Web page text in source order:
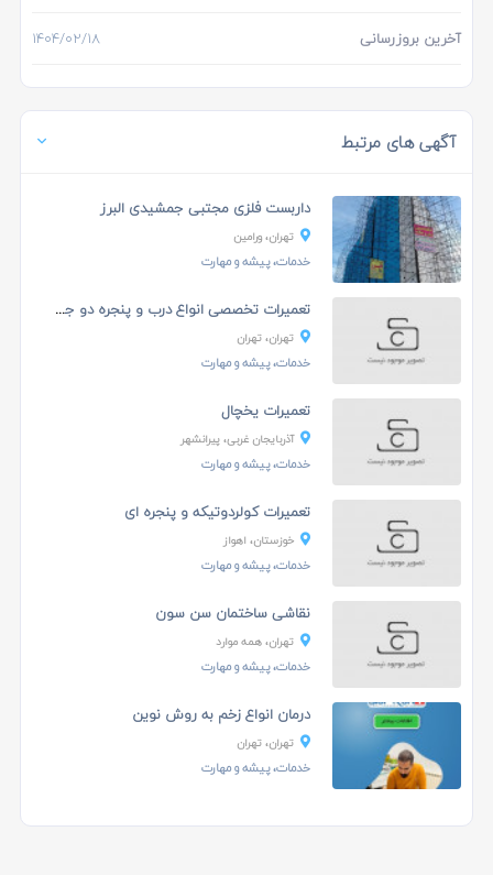
آخرین بروزرسانی ۱۴۰۴/۰۲/۱۸
آگهی های مرتبط
داربست فلزی مجتبی جمشیدی البرز
تهران، ورامين
خدمات، پیشه و مهارت
تعمیرات تخصصی انواع درب و پنجره دو جداره
تهران، تهران
خدمات، پیشه و مهارت
تعمیرات یخچال
آذربایجان غربی، پیرانشهر
خدمات، پیشه و مهارت
تعمیرات کولردوتیکه و پنجره ای
خوزستان، اهواز
خدمات، پیشه و مهارت
نقاشی ساختمان سن سون
تهران، همه موارد
خدمات، پیشه و مهارت
درمان انواع زخم به روش نوین
تهران، تهران
خدمات، پیشه و مهارت